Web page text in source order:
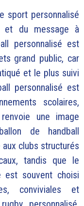
sport personnalisé
et du message à
personnalisé est
grand public, car
et le plus suivi
personnalisé est
scolaires,
une image
de handball
aux clubs structurés
tandis que le
est souvent choisi
conviviales et